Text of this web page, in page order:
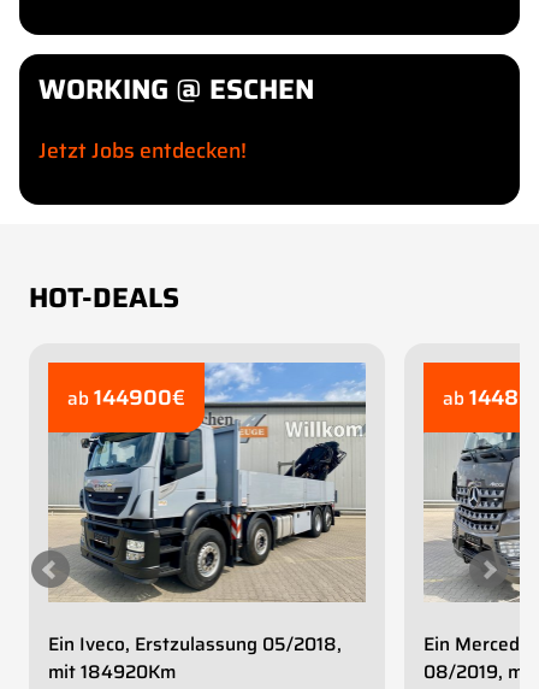
WORKING @ ESCHEN
Jetzt Jobs entdecken!
HOT-DEALS
ab144900€
Ein Iveco, Erstzulassung 05/2018,
mit 184920Km
ab
Ein
08/2019,